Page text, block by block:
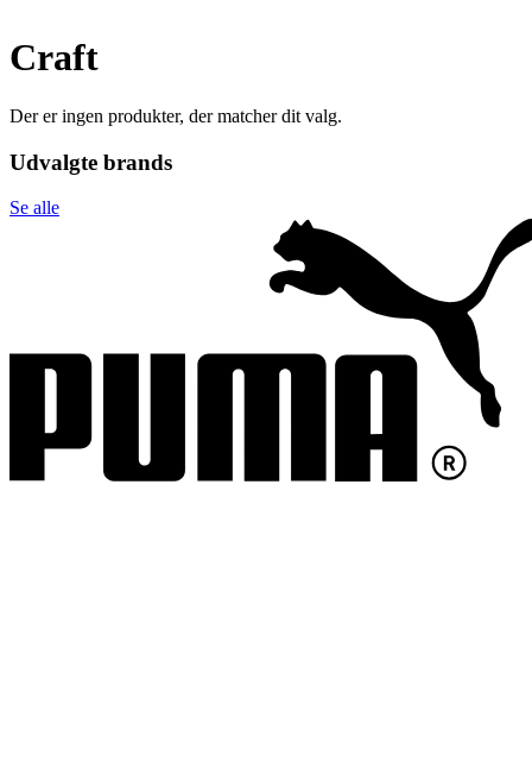
Craft
Der er ingen produkter, der matcher dit valg.
Udvalgte brands
Se alle